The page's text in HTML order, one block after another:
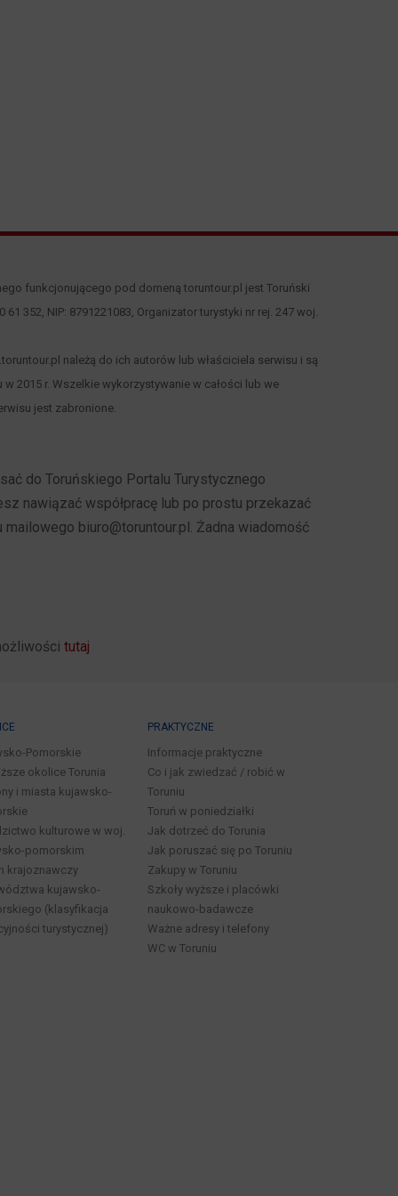
funkcjonującego pod domeną toruntour.pl jest Toruński
61 352, NIP: 8791221083, Organizator turystyki nr rej. 247 woj.
należą do ich autorów lub właściciela serwisu i są
2015 r. Wszelkie wykorzystywanie w całości lub we
jest zabronione.
do Toruńskiego Portalu Turystycznego
nawiązać współpracę lub po prostu przekazać
biuro@toruntour.pl. Żadna wiadomość
tutaj
Pomorskie
okolice Torunia
i miasta kujawsko-
kulturowe w woj.
pomorskim
krajoznawczy
kujawsko-
(klasyfikacja
turystycznej)
PRAKTYCZNE
Informacje praktyczne
Co i jak zwiedzać / robić w
Toruniu
Toruń w poniedziałki
Jak dotrzeć do Torunia
Jak poruszać się po Toruniu
Zakupy w Toruniu
Szkoły wyższe i placówki
naukowo-badawcze
Ważne adresy i telefony
WC w Toruniu